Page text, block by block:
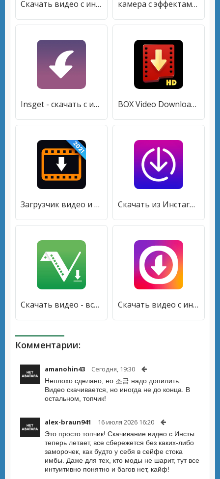
Cкачать видео с инстаграм [Без рекламы] камера с эффектами, маски для инстаграма-Lomograph [Без рекламы]
Insget - скачать с инстаграма [Без рекламы] BOX Video Downloader: скачать видео и браузер [Полная версия]
Загрузчик видео и заставка [Без рекламы] Скачать из Инстаграма видео [Premium]
Скачать видео - все бесплатно скачать [Premium] Скачать видео с инстаграм [Premium]
Комментарии:
amanohin43 Сегодня, 19:30
Неплохо сделано, но 조금 надо допилить.
Видео скачивается, но иногда не до конца. В
остальном, топчик!
alex-braun941 16 июля 2026 16:20
Это просто топчик! Скачивание видео с Инсты
теперь летает, все сбережется без каких-либо
заморочек, как будто у себя в сейфе стока
имбы. Даже для тех, кто моды не шарит, тут все
интуитивно понятно и багов нет, кайф!